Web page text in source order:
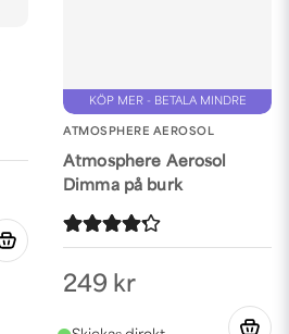
KÖP MER - BETALA MINDRE
ATMOSPHERE AEROSOL
Atmosphere Aerosol
Dimma på burk
249 kr